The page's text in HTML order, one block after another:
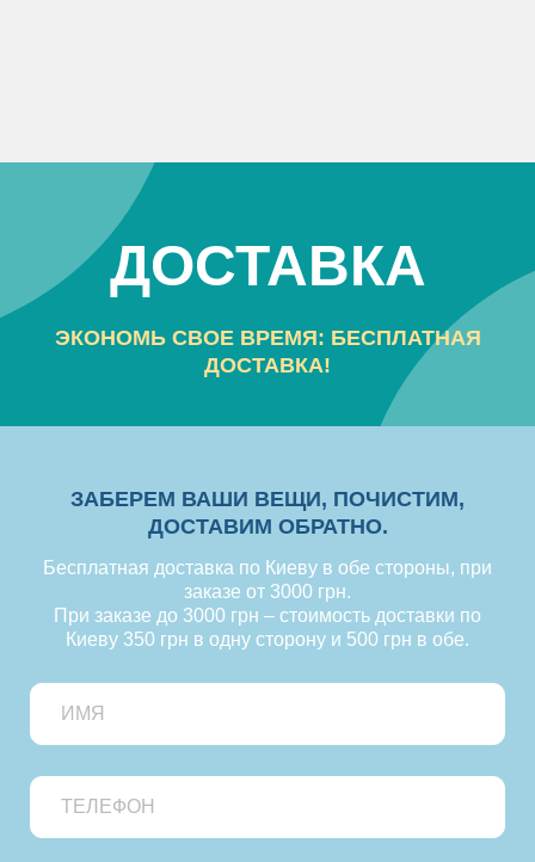
ДОСТАВКА
ЭКОНОМЬ СВОЕ ВРЕМЯ: БЕСПЛАТНАЯ
ДОСТАВКА!
ЗАБЕРЕМ ВАШИ ВЕЩИ, ПОЧИСТИМ,
ДОСТАВИМ ОБРАТНО.
Бесплатная доставка по Киеву в обе стороны, при
заказе от 3000 грн.
При заказе до 3000 грн – стоимость доставки по
Киеву 350 грн в одну сторону и 500 грн в обе.